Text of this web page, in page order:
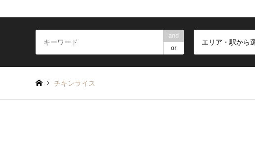
and
or
エリア・駅から
チキンライス